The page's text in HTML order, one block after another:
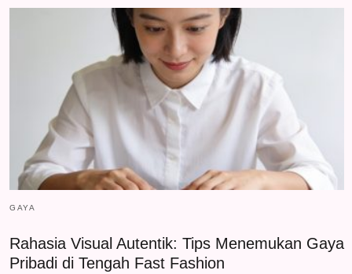
GAYA
Rahasia Visual Autentik: Tips Menemukan Gaya
Pribadi di Tengah Fast Fashion